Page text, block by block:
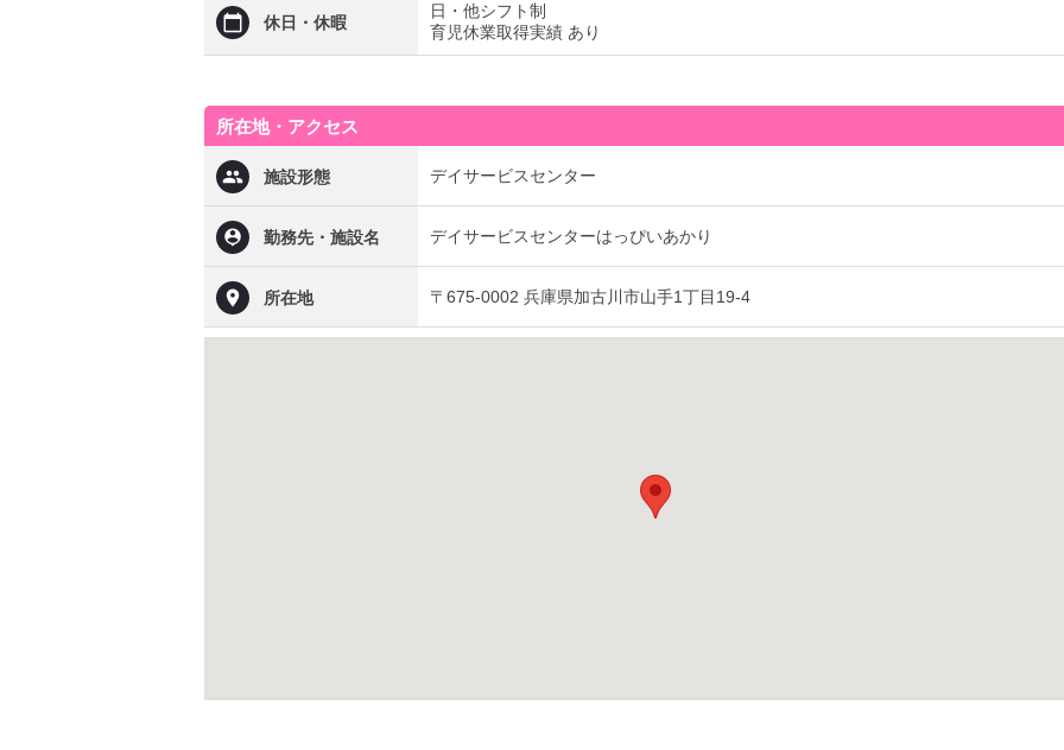
休日・休暇
日・他シフト制
育児休業取得実績 あり
所在地・アクセス
施設形態 デイサービスセンター
勤務先・施設名 デイサービスセンターはっぴいあかり
所在地 〒675-0002 兵庫県加古川市山手1丁目19-4